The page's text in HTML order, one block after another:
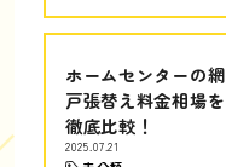
ホームセンターの網
戸張替え料金相場を
徹底比較！
2025.07.21